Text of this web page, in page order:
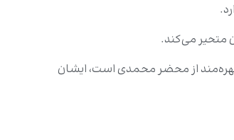
متحیر می‌کند.
بهره‌مند از محضر محمدی است، ایشان